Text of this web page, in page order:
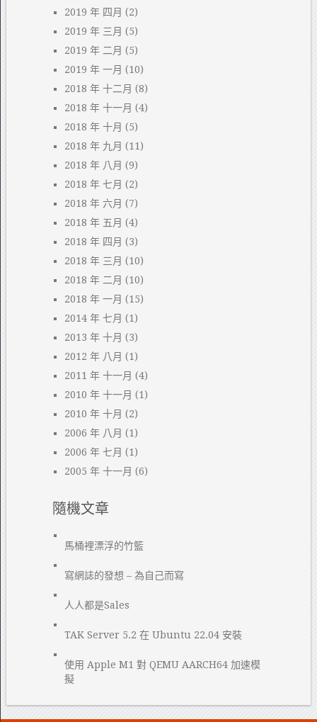
2019 年 四月 (2)
2019 年 三月 (5)
2019 年 二月 (5)
2019 年 一月 (10)
2018 年 十二月 (8)
2018 年 十一月 (4)
2018 年 十月 (5)
2018 年 九月 (11)
2018 年 八月 (9)
2018 年 七月 (2)
2018 年 六月 (7)
2018 年 五月 (4)
2018 年 四月 (3)
2018 年 三月 (10)
2018 年 二月 (10)
2018 年 一月 (15)
2014 年 七月 (1)
2013 年 十月 (3)
2012 年 八月 (1)
2011 年 十一月 (4)
2010 年 十一月 (1)
2010 年 十月 (2)
2006 年 八月 (1)
2006 年 七月 (1)
2005 年 十一月 (6)
隨機文章
馬桶裡漂浮的竹籃
寫網誌的發想 – 為自己而寫
人人都是Sales
TAK Server 5.2 在 Ubuntu 22.04 安裝
使用 Apple M1 對 QEMU AARCH64 加速模
擬